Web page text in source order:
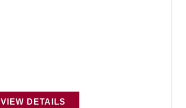
VIEW DETAILS